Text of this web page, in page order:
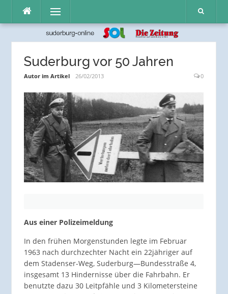
Inhalt
Menü
Suderburg vor 50 Jahren
Autor im Artikel 26/02/2013 0
Aus einer Polizeimeldung
In den frühen Morgenstunden legte im Februar
1963 nach durchzechter Nacht ein 22jähriger auf
dem Stadenser-Weg, Suderburg―Bundesstraße 4,
insgesamt 13 Hindernisse über die Fahrbahn. Er
benutzte dazu 30 Leitpfähle und 3 Kilometersteine